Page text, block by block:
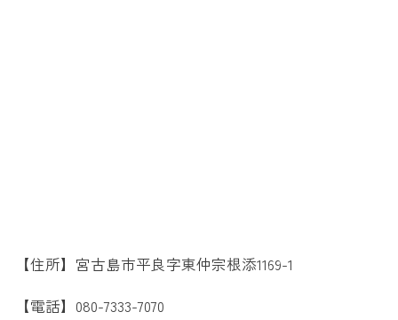
【住所】宮古島市平良字東仲宗根添1169-1
【電話】080-7333-7070